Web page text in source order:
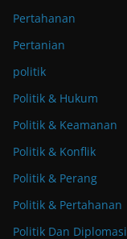
Pertahanan
Pertanian
politik
Politik & Hukum
Politik & Keamanan
Politik & Konflik
Politik & Perang
Politik & Pertahanan
Politik Dan Diplomasi